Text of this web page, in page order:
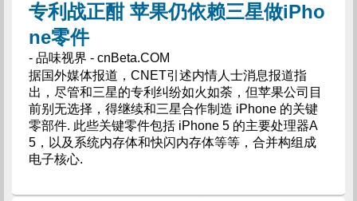
专利战正酣 苹果仍依赖三星做iPho
ne零件
- 品味视界 - cnBeta.COM
据国外媒体报道，CNET引述内情人士消息报道指
出，尽管和三星的专利纠纷如火如荼，但苹果公司目
前别无选择，得继续和三星合作制造 iPhone 的关键
零部件. 此些关键零件包括 iPhone 5 的主要处理器A
5，以及系统内存体和快闪内存体等等，合并构组成
电子核心.